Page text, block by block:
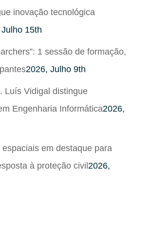
inovação tecnológica
15th
1 sessão de formação,
2026, Julho 9th
Luís Vidigal distingue
Engenharia Informática2026,
espaciais em destaque para
à proteção civil2026,